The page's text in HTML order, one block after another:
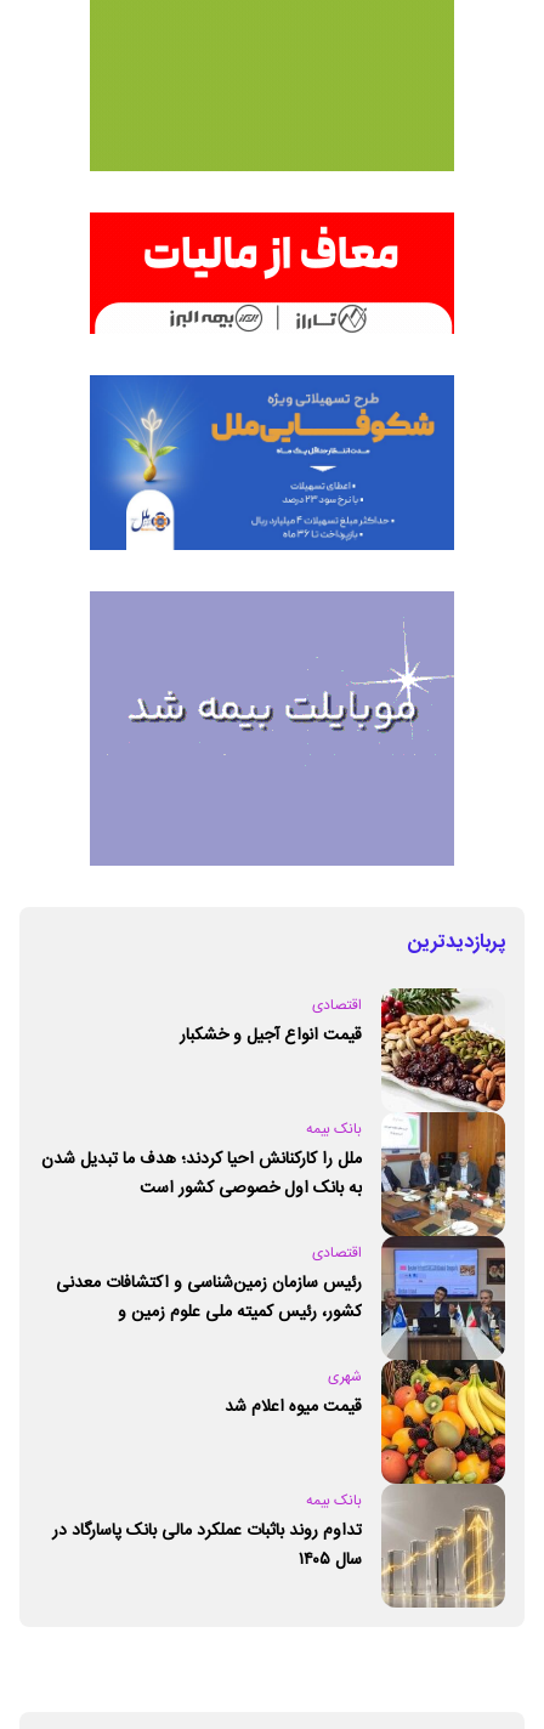
پربازدیدترین
اقتصادی
قیمت انواع آجیل و خشکبار
بانک بیمه
ملل را کارکنانش احیا کردند؛ هدف ما تبدیل شدن
به بانک اول خصوصی کشور است
اقتصادی
رئیس سازمان زمین‌شناسی و اکتشافات معدنی
کشور،‌ رئیس کمیته ملی علوم زمین و
شهری
قیمت میوه اعلام شد
بانک بیمه
تداوم روند باثبات عملکرد مالی بانک پاسارگاد در
سال ۱۴۰۵